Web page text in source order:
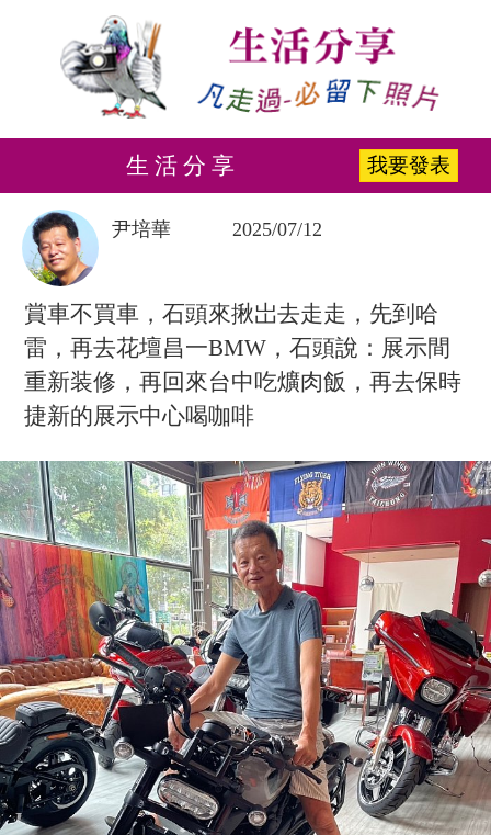
生 活 分 享 我要發表
尹培華 2025/07/12
賞車不買車，石頭來揪岀去走走，先到哈
雷，再去花壇昌一BMW，石頭說：展示間
重新装修，再回來台中吃爌肉飯，再去保時
捷新的展示中心喝咖啡